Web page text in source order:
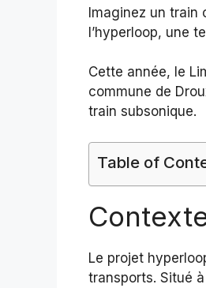
Imaginez un train
l’hyperloop, une
Cette année, le
commune de
train subsonique.
Table of
Le projet
transports. Situé